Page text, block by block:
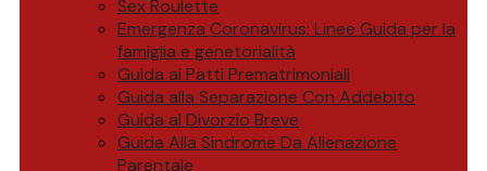
Sex Roulette
Emergenza Coronavirus: Linee Guida per la
famiglia e genetorialità
Guida ai Patti Prematrimoniali
Guida alla Separazione Con Addebito
Guida al Divorzio Breve
Guida Alla Sindrome Da Alienazione
Parentale